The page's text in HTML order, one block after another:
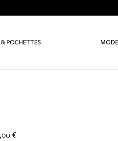
& POCHETTES MODE
€